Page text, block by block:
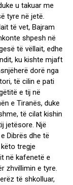
u takuar me
tyre në jetë.
të vet, Bajram
shpesh në
të vëllait, edhe
ku kishte mjaft
dorë nga
të cilin e pati
e tij në
e Tiranës, duke
të cilat kishin
jetësore. Një
Dibrës dhe të
tregje
në kafenetë e
zhvillimin e tyre.
të shkolluar,